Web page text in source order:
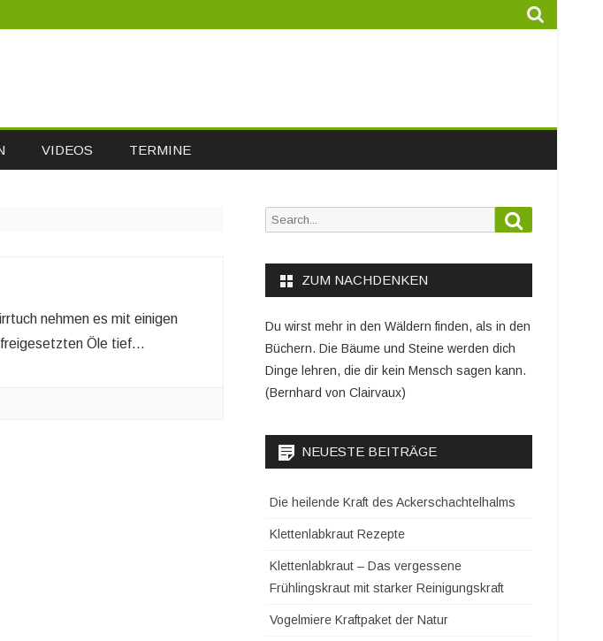
VIDEOS TERMINE
nehmen es mit einigen
freigesetzten Öle tief…
Search
ZUM NACHDENKEN
Du wirst mehr in den Wäldern finden, als in den
Büchern. Die Bäume und Steine werden dich
Dinge lehren, die dir kein Mensch sagen kann.
(Bernhard von Clairvaux)
NEUESTE BEITRÄGE
Die heilende Kraft des Ackerschachtelhalms
Klettenlabkraut Rezepte
Klettenlabkraut – Das vergessene
Frühlingskraut mit starker Reinigungskraft
Vogelmiere Kraftpaket der Natur